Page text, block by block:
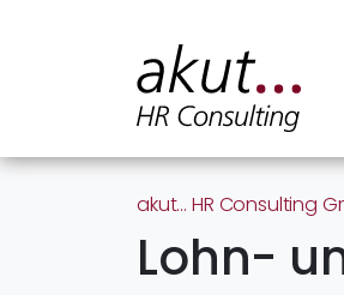
akut… HR Consulting
Lohn-